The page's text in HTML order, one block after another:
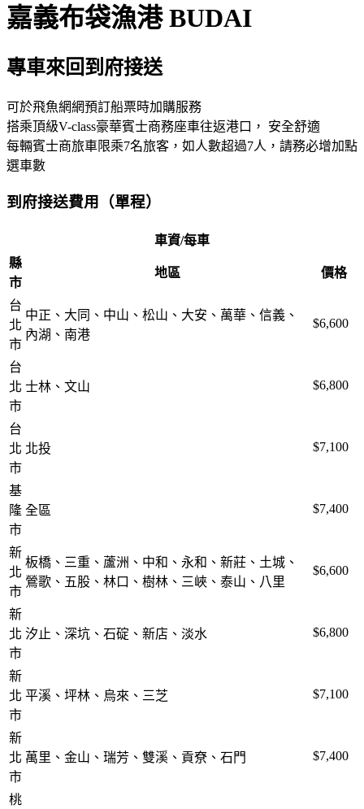
嘉義布袋漁港BUDAI
專車來回到府接送
可於飛魚網網預訂船票時加購服務
搭乘頂級V-class豪華賓士商務座車往返港口， 安全舒適
每輛賓士商旅車限乘7名旅客，如人數超過7人，請務必增加點
選車數
到府接送費用（單程）
車資/每車
縣
市
地區 價格
台
北
市
中正、大同、中山、松山、大安、萬華、信義、
內湖、南港
$6,600
台
北
市
士林、文山 $6,800
台
北
市
北投 $7,100
基
隆
市
全區 $7,400
新
北
市
板橋、三重、蘆洲、中和、永和、新莊、土城、
鶯歌、五股、林口、樹林、三峽、泰山、八里
$6,600
新
北
市
汐止、深坑、石碇、新店、淡水 $6,800
新
北
市
平溪、坪林、烏來、三芝 $7,100
新
北
市
萬里、金山、瑞芳、雙溪、貢尞、石門 $7,400
桃